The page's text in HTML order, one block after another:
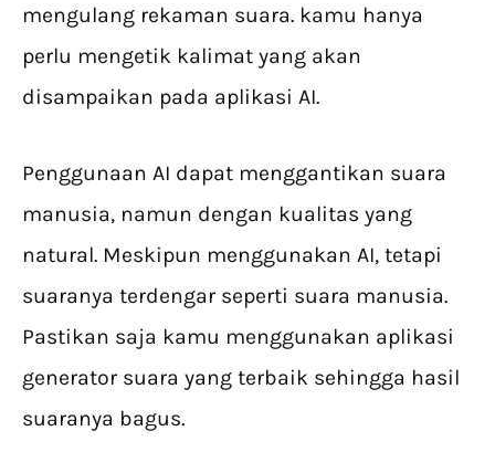
mengulang rekaman suara. kamu hanya
perlu mengetik kalimat yang akan
disampaikan pada aplikasi AI.
Penggunaan AI dapat menggantikan suara
manusia, namun dengan kualitas yang
natural. Meskipun menggunakan AI, tetapi
suaranya terdengar seperti suara manusia.
Pastikan saja kamu menggunakan aplikasi
generator suara yang terbaik sehingga hasil
suaranya bagus.